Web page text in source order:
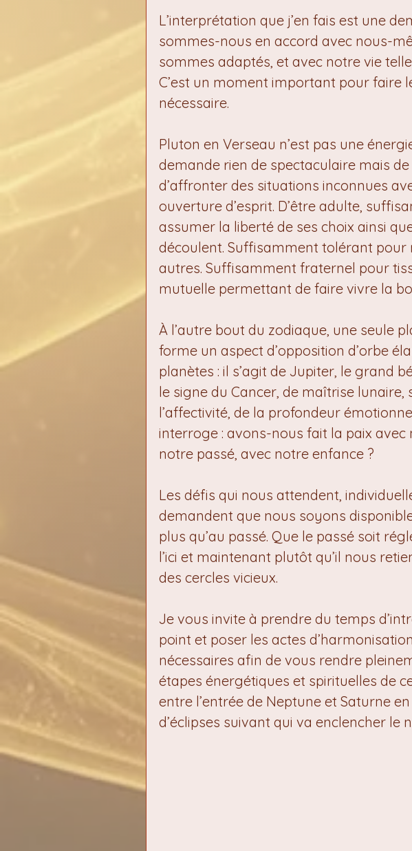
L’interprétation que j’en fais est une
sommes-nous en accord avec nous-
sommes adaptés, et avec notre vie
C’est un moment important pour faire
nécessaire.
Pluton en Verseau n’est pas une
demande rien de spectaculaire mais
d’affronter des situations inconnues
ouverture d’esprit. D’être adulte,
assumer la liberté de ses choix ainsi
découlent. Suffisamment tolérant pour
autres. Suffisamment fraternel pour
mutuelle permettant de faire vivre la
À l’autre bout du zodiaque, une seule
forme un aspect d’opposition d’orbe
planètes : il s’agit de Jupiter, le grand
le signe du Cancer, de maîtrise lunaire,
l’affectivité, de la profondeur
interroge : avons-nous fait la paix
notre passé, avec notre enfance ?
Les défis qui nous attendent,
demandent que nous soyons
plus qu’au passé. Que le passé soit
l’ici et maintenant plutôt qu’il nous
des cercles vicieux.
Je vous invite à prendre du temps
point et poser les actes
nécessaires afin de vous rendre
étapes énergétiques et spirituelles de
entre l’entrée de Neptune et Saturne
d’éclipses suivant qui va enclencher le